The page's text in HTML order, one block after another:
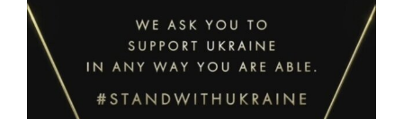
Larger
Image